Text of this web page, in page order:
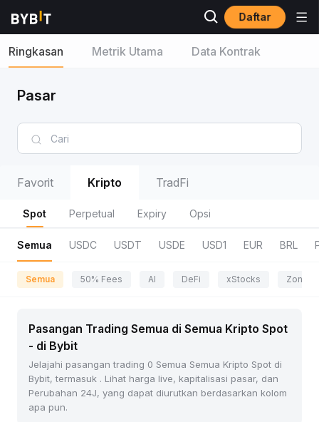
Daftar
Ringkasan Metrik Utama Data Kontrak
Pasar
Favorit Kripto TradFi
Spot Perpetual Expiry Opsi
Semua USDC USDT USDE USD1 EUR BRL
Semua 50% Fees AI DeFi xStocks Zona
Pasangan Trading Semua di Semua Kripto Spot
- di Bybit
Jelajahi pasangan trading 0 Semua Semua Kripto Spot di
Bybit, termasuk . Lihat harga live, kapitalisasi pasar, dan
Perubahan 24J, yang dapat diurutkan berdasarkan kolom
apa pun.